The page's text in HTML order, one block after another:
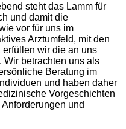
steht das Lamm für
und damit die
vor für uns im
Arztumfeld, mit den
wir die an uns
Wir betrachten uns als
Beratung im
und haben daher
Vorgeschichten
und